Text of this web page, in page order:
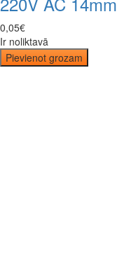
0,05€
Ir noliktavā
Pievienot grozam